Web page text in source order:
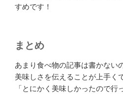
すめです！
まとめ
あまり食べ物の記事は書かない
美味しさを伝えることが上手く
「とにかく美味しかったので行